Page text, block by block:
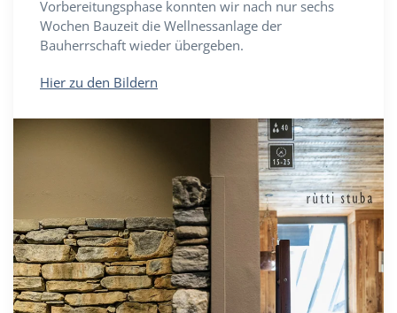
Vorbereitungsphase konnten wir nach nur sechs
Wochen Bauzeit die Wellnessanlage der
Bauherrschaft wieder übergeben.
Hier zu den Bildern